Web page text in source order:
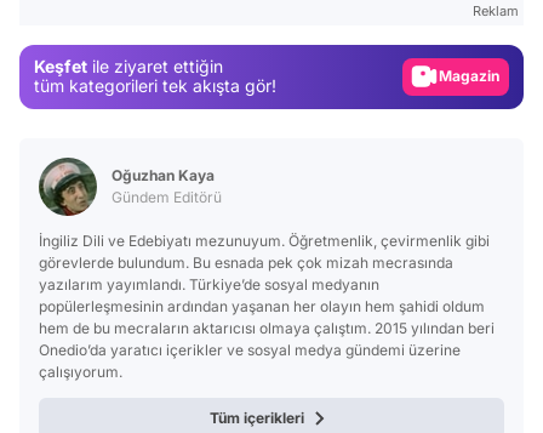
Reklam
Keşfet ile ziyaret ettiğin
tüm kategorileri tek akışta gör!
Video
Oğuzhan Kaya
Gündem Editörü
İngiliz Dili ve Edebiyatı mezunuyum. Öğretmenlik, çevirmenlik gibi
görevlerde bulundum. Bu esnada pek çok mizah mecrasında
yazılarım yayımlandı. Türkiye’de sosyal medyanın
popülerleşmesinin ardından yaşanan her olayın hem şahidi oldum
hem de bu mecraların aktarıcısı olmaya çalıştım. 2015 yılından beri
Onedio’da yaratıcı içerikler ve sosyal medya gündemi üzerine
çalışıyorum.
Tüm içerikleri